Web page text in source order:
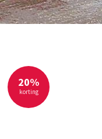
20%
korting